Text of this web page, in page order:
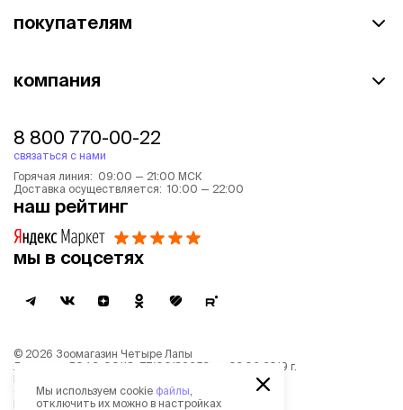
покупателям
компания
8 800 770-00-22
связаться с нами
Горячая линия: 09:00 — 21:00 МСК
Доставка осуществляется: 10:00 — 22:00
наш рейтинг
мы в соцсетях
© 2026 Зоомагазин Четыре Лапы
Лицензия: Л042-00118-77/00139653 от 03.06.2019 г.
Согласие на обработку персональных данных
Пользовательское соглашение
Мы используем cookie файлы
отключить их можно в настройках